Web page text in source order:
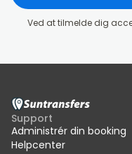
Ved at tilmelde dig
Support
Administrér din booking
Helpcenter